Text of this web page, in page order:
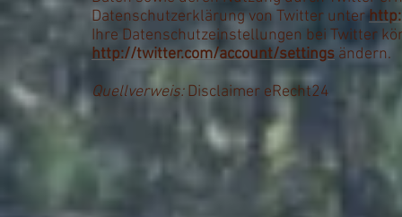
Datenschutzerklärung von Twitter unter
Ihre Datenschutzeinstellungen bei Twitter
http://twitter.com/account/settings ändern.
Quellverweis:Disclaimer eRecht24